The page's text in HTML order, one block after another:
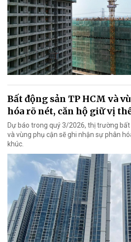
Bất động sản TP HCM và
hóa rõ nét, căn hộ giữ vị
Dự báo trong quý 3/2026, thị trường bất
và vùng phụ cận sẽ ghi nhận sự phân
khúc.